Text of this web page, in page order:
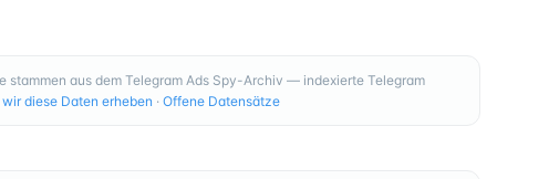
stammen aus dem Telegram Ads Spy-Archiv — indexierte Telegram
wir diese Daten erheben · Offene Datensätze